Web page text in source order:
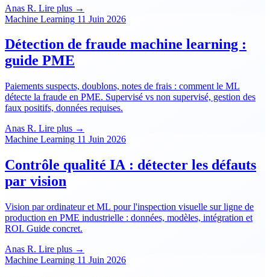
Anas R. Lire plus →
Machine Learning 11 Juin 2026
Détection de fraude machine learning :
guide PME
Paiements suspects, doublons, notes de frais : comment le ML
détecte la fraude en PME. Supervisé vs non supervisé, gestion des
faux positifs, données requises.
Anas R. Lire plus →
Machine Learning 11 Juin 2026
Contrôle qualité IA : détecter les défauts
par vision
Vision par ordinateur et ML pour l'inspection visuelle sur ligne de
production en PME industrielle : données, modèles, intégration et
ROI. Guide concret.
Anas R. Lire plus →
Machine Learning 11 Juin 2026